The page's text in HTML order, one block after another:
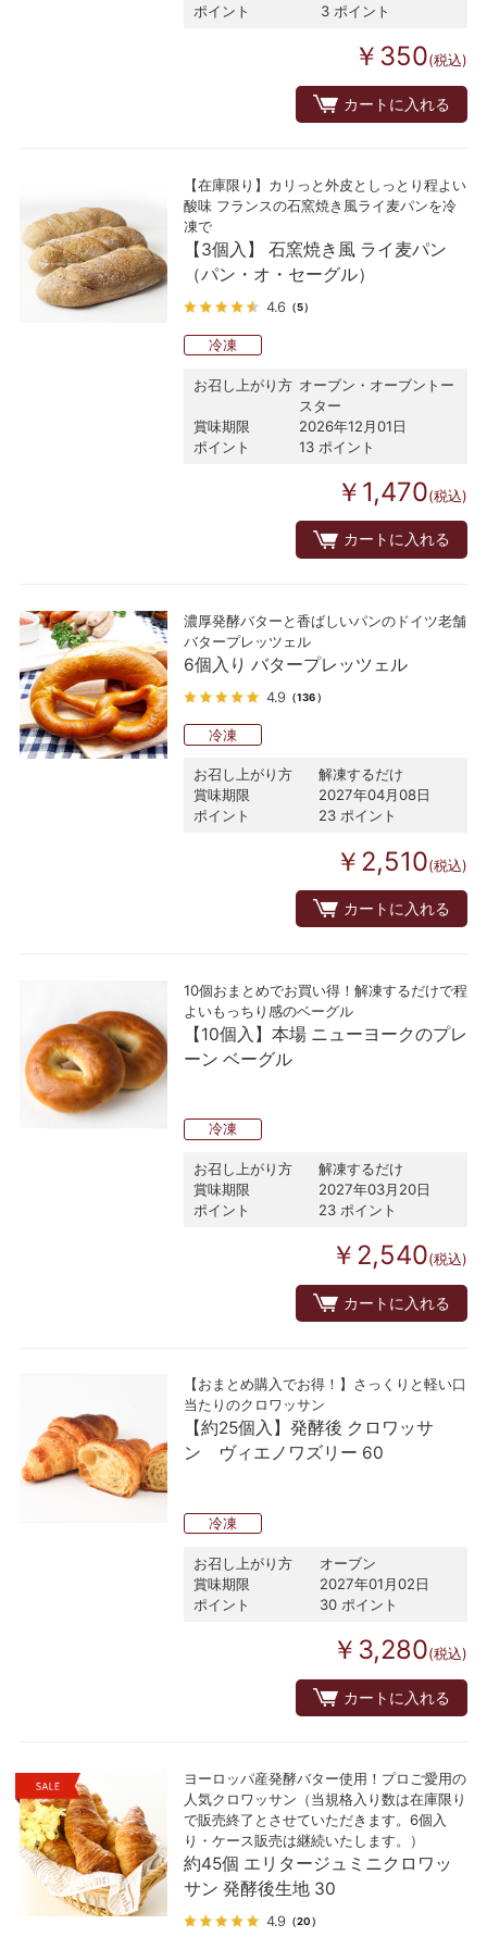
ポイント
3 ポイント
￥350(税込)
カートに入れる
【在庫限り】カリっと外皮としっとり程よい
酸味 フランスの石窯焼き風ライ麦パンを冷
凍で
【3個入】 石窯焼き風 ライ麦パン
（パン・オ・セーグル）
4.6 （5）
冷凍
お召し上がり方 オーブン・オーブントー
スター
賞味期限
2026年12月01日
ポイント
13 ポイント
￥1,470(税込)
カートに入れる
濃厚発酵バターと香ばしいパンのドイツ老舗
バタープレッツェル
6個入り バタープレッツェル
4.9 （136）
冷凍
お召し上がり方
解凍するだけ
賞味期限
2027年04月08日
ポイント
23 ポイント
￥2,510(税込)
カートに入れる
10個おまとめでお買い得！解凍するだけで程
よいもっちり感のベーグル
【10個入】本場 ニューヨークのプレ
ーン ベーグル
冷凍
お召し上がり方
解凍するだけ
賞味期限
2027年03月20日
ポイント
23 ポイント
￥2,540(税込)
カートに入れる
【おまとめ購入でお得！】さっくりと軽い口
当たりのクロワッサン
【約25個入】発酵後 クロワッサ
ン ヴィエノワズリー 60
冷凍
お召し上がり方
オーブン
賞味期限
2027年01月02日
ポイント
30 ポイント
￥3,280(税込)
カートに入れる
ヨーロッパ産発酵バター使用！プロご愛用の
人気クロワッサン（当規格入り数は在庫限り
で販売終了とさせていただきます。6個入
り・ケース販売は継続いたします。）
約45個 エリタージュミニクロワッ
サン 発酵後生地 30
4.9 （20）